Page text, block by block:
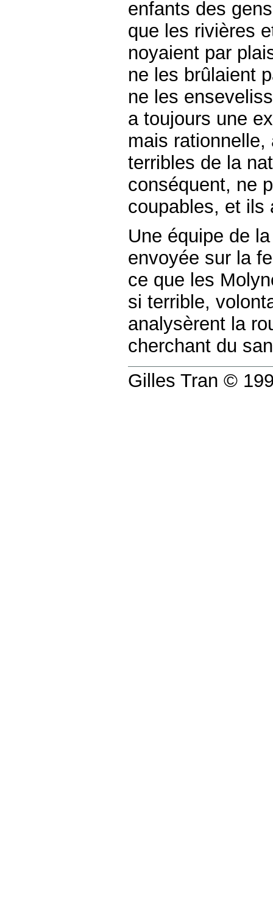
enfants des
que les rivières
noyaient par
ne les brûlaient
ne les
a toujours une
mais
terribles de la
conséquent, ne
coupables, et ils
Une équipe de
envoyée sur la
ce que les
si terrible,
analysèrent la
cherchant du
Gilles Tran ©